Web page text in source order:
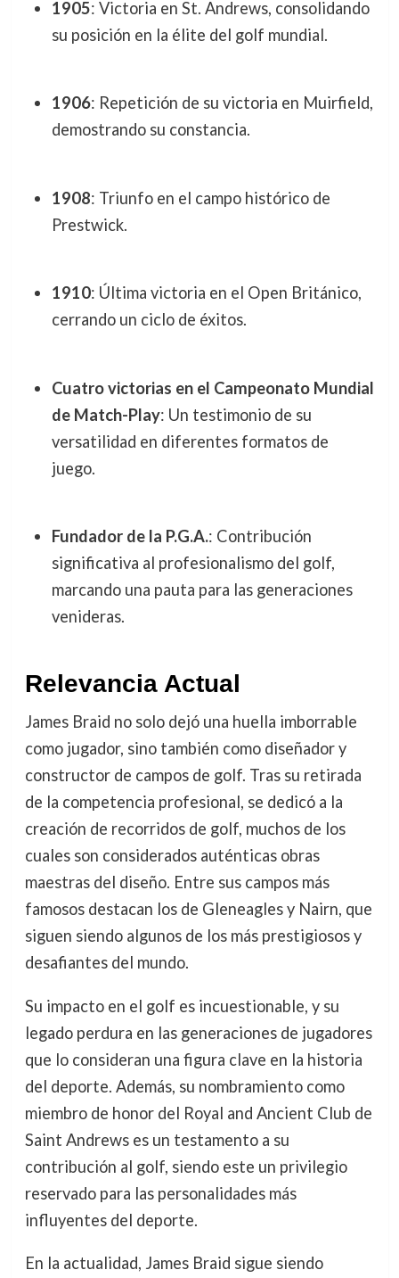
1905: Victoria en St. Andrews, consolidando
su posición en la élite del golf mundial.
1906: Repetición de su victoria en Muirfield,
demostrando su constancia.
1908: Triunfo en el campo histórico de
Prestwick.
1910: Última victoria en el Open Británico,
cerrando un ciclo de éxitos.
Cuatro victorias en el Campeonato Mundial
de Match-Play: Un testimonio de su
versatilidad en diferentes formatos de
juego.
Fundador de la P.G.A.: Contribución
significativa al profesionalismo del golf,
marcando una pauta para las generaciones
venideras.
Relevancia Actual
James Braid no solo dejó una huella imborrable
como jugador, sino también como diseñador y
constructor de campos de golf. Tras su retirada
de la competencia profesional, se dedicó a la
creación de recorridos de golf, muchos de los
cuales son considerados auténticas obras
maestras del diseño. Entre sus campos más
famosos destacan los de Gleneagles y Nairn, que
siguen siendo algunos de los más prestigiosos y
desafiantes del mundo.
Su impacto en el golf es incuestionable, y su
legado perdura en las generaciones de jugadores
que lo consideran una figura clave en la historia
del deporte. Además, su nombramiento como
miembro de honor del Royal and Ancient Club de
Saint Andrews es un testamento a su
contribución al golf, siendo este un privilegio
reservado para las personalidades más
influyentes del deporte.
En la actualidad, James Braid sigue siendo